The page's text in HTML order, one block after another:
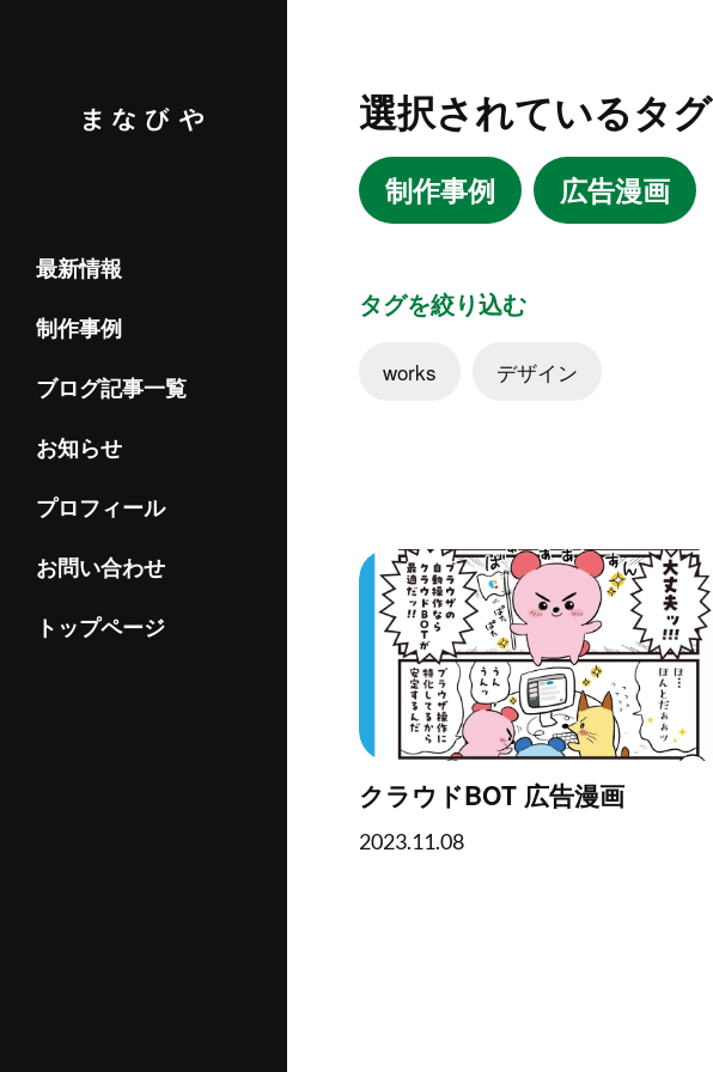
最新情報
制作事例
ブログ記事一覧
お知らせ
プロフィール
お問い合わせ
トップページ
選択されているタグ
制作事例 広告漫画
タグを絞り込む
works デザイン
クラウドBOT 広告漫画
2023.11.08